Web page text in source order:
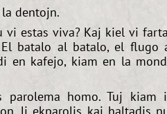
dentojn.
vi estas viva? Kaj kiel vi
batalo al batalo, el flugo
en kafejo, kiam en la
parolema homo. Tuj kiam